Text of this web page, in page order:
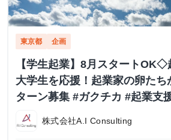
東京都 企画
【学生起業】8月スタートOK◇
大学生を応援！起業家の卵たち
ターン募集 #ガクチカ #起業支
営を学ぶ
株式会社A.I Consulting